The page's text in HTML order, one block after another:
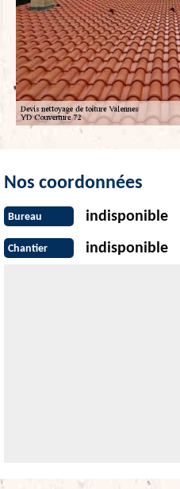
Nos coordonnées
Bureau indisponible
Chantier indisponible